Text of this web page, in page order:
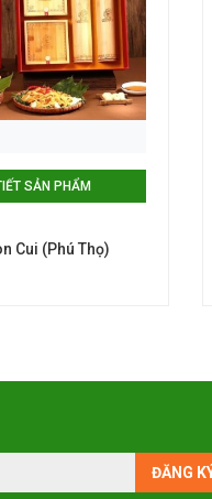
SẢN PHẨM
Cui (Phú Thọ)